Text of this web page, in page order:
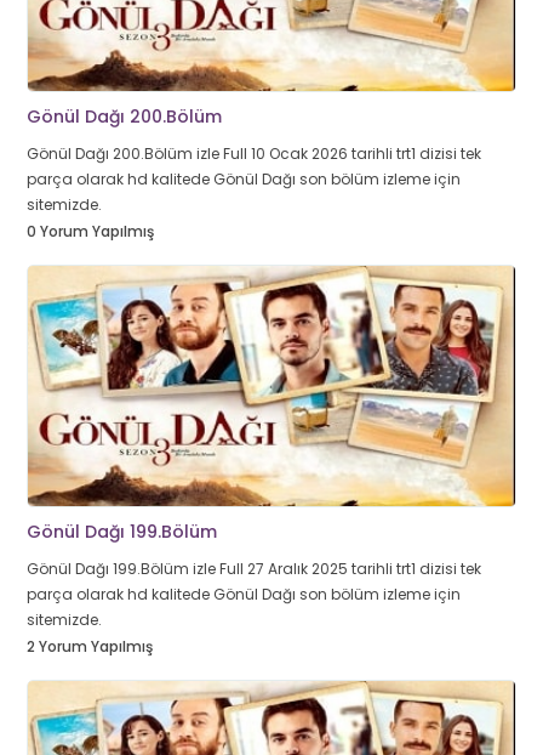
Gönül Dağı 200.Bölüm
Gönül Dağı 200.Bölüm izle Full 10 Ocak 2026 tarihli trt1 dizisi tek
parça olarak hd kalitede Gönül Dağı son bölüm izleme için
sitemizde.
0 Yorum Yapılmış
Gönül Dağı 199.Bölüm
Gönül Dağı 199.Bölüm izle Full 27 Aralık 2025 tarihli trt1 dizisi tek
parça olarak hd kalitede Gönül Dağı son bölüm izleme için
sitemizde.
2 Yorum Yapılmış